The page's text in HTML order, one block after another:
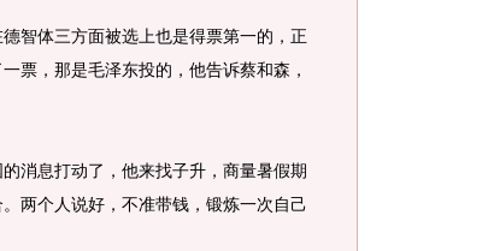
体三方面被选上也是得票第一的，正
票，那是毛泽东投的，他告诉蔡和森，
息打动了，他来找子升，商量暑假期
两个人说好，不准带钱，锻炼一次自己